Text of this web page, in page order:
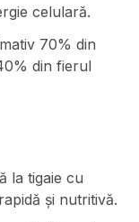
celulară.
70% din
din fierul
la tigaie cu
și nutritivă.